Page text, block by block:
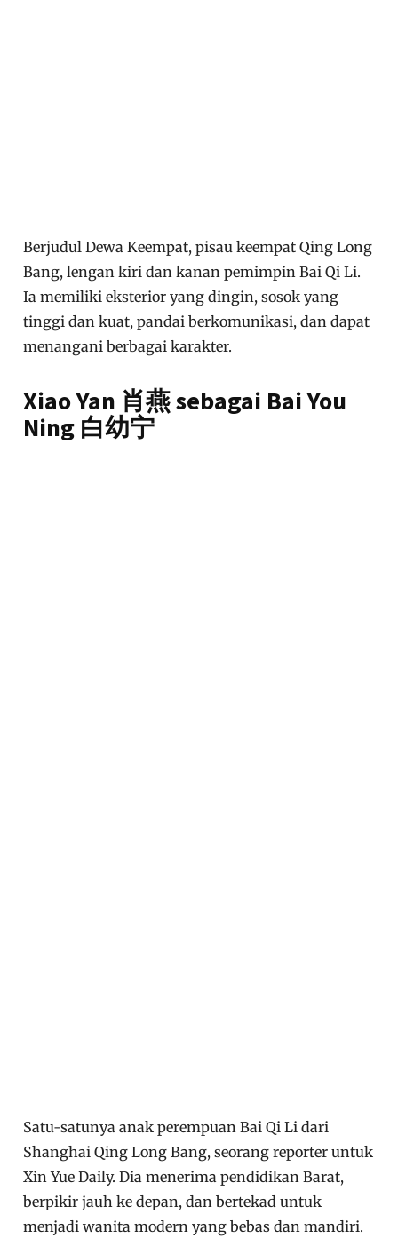
Berjudul Dewa Keempat, pisau keempat Qing Long
Bang, lengan kiri dan kanan pemimpin Bai Qi Li.
Ia memiliki eksterior yang dingin, sosok yang
tinggi dan kuat, pandai berkomunikasi, dan dapat
menangani berbagai karakter.
Xiao Yan 肖燕 sebagai Bai You
Ning 白幼宁
Satu-satunya anak perempuan Bai Qi Li dari
Shanghai Qing Long Bang, seorang reporter untuk
Xin Yue Daily. Dia menerima pendidikan Barat,
berpikir jauh ke depan, dan bertekad untuk
menjadi wanita modern yang bebas dan mandiri.